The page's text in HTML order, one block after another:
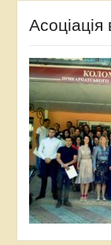
Асоціація